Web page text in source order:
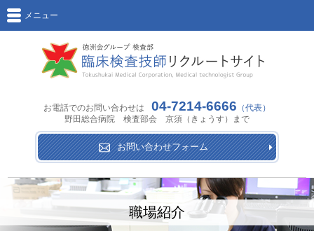
メニュー
お電話でのお問い合わせは 04-7214-6666 （代表）
野田総合病院 検査部会 京須（きょうす）まで
お問い合わせフォーム
職場紹介